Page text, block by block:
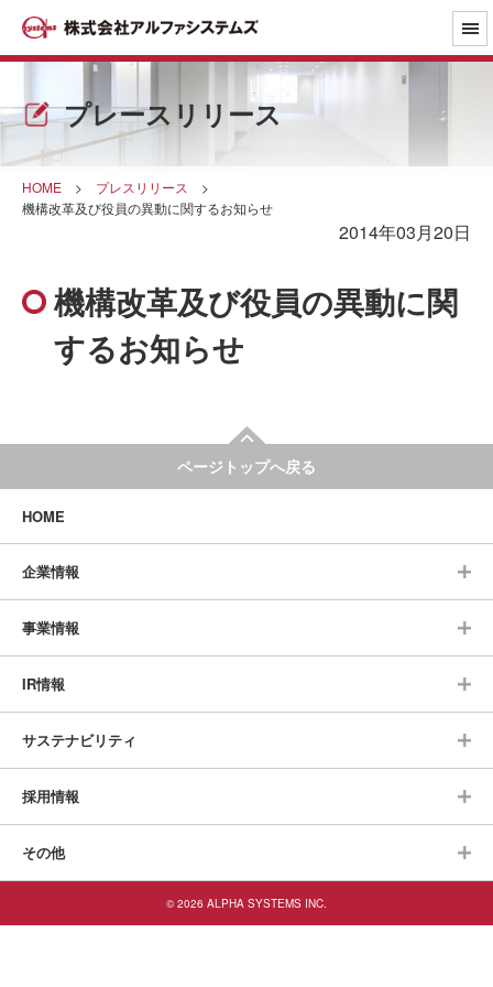
プレースリリース
HOME > プレスリリース
>
機構改革及び役員の異動に関するお知らせ
2014年03月20日
機構改革及び役員の異動に関
するお知らせ
ページトップへ戻る
HOME
企業情報
事業情報
IR情報
サステナビリティ
採用情報
その他
© 2026 ALPHA SYSTEMS INC.